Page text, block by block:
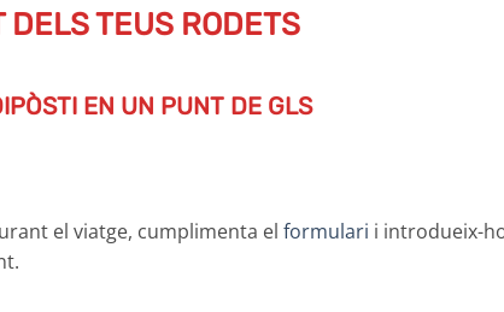
DELS TEUS RODETS
EN UN PUNT DE GLS
el viatge, cumplimenta el formulari i introdueix-